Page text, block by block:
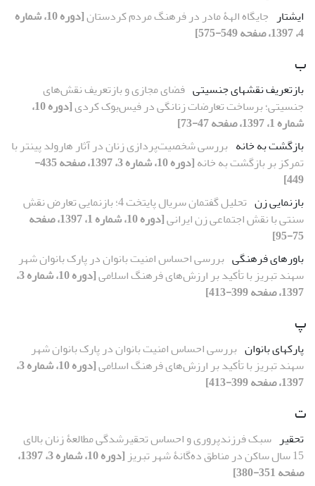
ایشتار جایگاه الهۀ مادر در فرهنگ مردم کردستان
[دوره 10، شماره
4، 1397، صفحه 549-575]
ب
بازتعریف نقش‏های جنسیتی فضای مجازی و بازتعریف نقش‌های
جنسیتی؛ برساخت تعارضات زنانگی در فیس‌بوک کردی
[دوره 10،
شماره 1، 1397، صفحه 47-73]
بازگشت به خانه بررسی شخصیت‌پردازی زنان در آثار هارولد پینتر با
تمرکز بر بازگشت به خانه
[دوره 10، شماره 3، 1397، صفحه 435-
449]
بازنمایی زن
تحلیل گفتمان سریال پایتخت 4؛ بازنمایی تعارض نقش
سنتی با نقش اجتماعی زن ایرانی
[دوره 10، شماره 1، 1397، صفحه
75-95]
باورهای فرهنگی بررسی احساس امنیت بانوان در پارک بانوان شهر
سهند تبریز با تأکید بر ارزش‌های فرهنگ اسلامی
[دوره 10، شماره 3،
1397، صفحه 399-413]
پ
پارک‏های بانوان بررسی احساس امنیت بانوان در پارک بانوان شهر
سهند تبریز با تأکید بر ارزش‌های فرهنگ اسلامی
[دوره 10، شماره 3،
1397، صفحه 399-413]
ت
تحقیر سبک‏ فرزندپروری و احساس تحقیرشدگی مطالعۀ زنان بالای
15 سال ساکن در مناطق ده‌گانۀ شهر تبریز
[دوره 10، شماره 3، 1397،
صفحه 351-380]